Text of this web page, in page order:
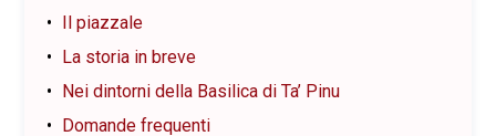
Il piazzale
La storia in breve
Nei dintorni della Basilica di Ta’ Pinu
Domande frequenti